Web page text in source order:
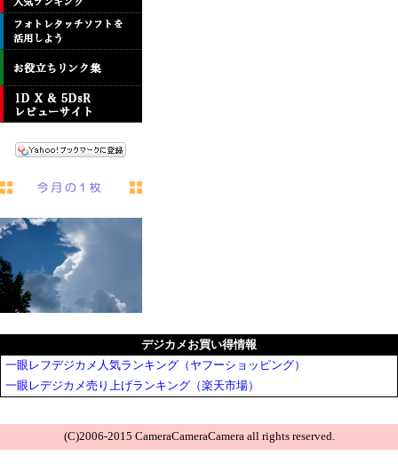
デジカメお買い得情報
一眼レフデジカメ人気ランキング（ヤフーショッピング）
一眼レデジカメ売り上げランキング（楽天市場）
(C)2006-2015 CameraCameraCamera all rights reserved.